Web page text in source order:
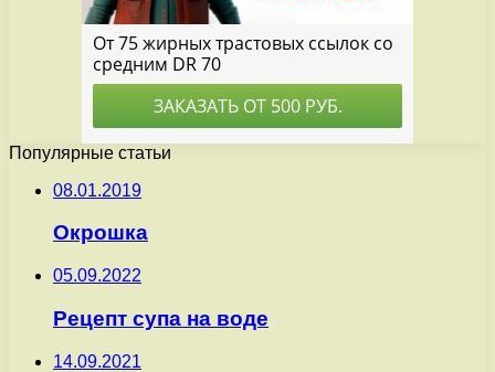
Популярные статьи
08.01.2019
Окрошка
05.09.2022
Рецепт супа на воде
14.09.2021